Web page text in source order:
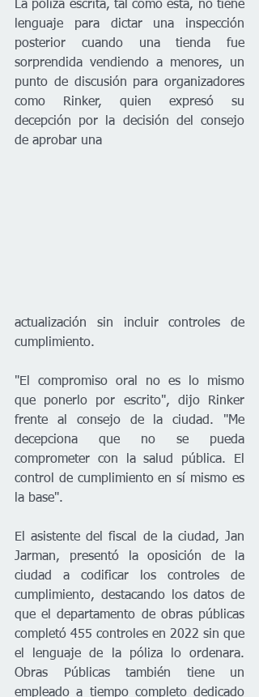
La póliza escrita, tal como está, no tiene
lenguaje para dictar una inspección
posterior cuando una tienda fue
sorprendida vendiendo a menores, un
punto de discusión para organizadores
como Rinker, quien expresó su
decepción por la decisión del consejo
de aprobar una
actualización sin incluir controles de
cumplimiento.
"El compromiso oral no es lo mismo
que ponerlo por escrito", dijo Rinker
frente al consejo de la ciudad. "Me
decepciona que no se pueda
comprometer con la salud pública. El
control de cumplimiento en sí mismo es
la base".
El asistente del fiscal de la ciudad, Jan
Jarman, presentó la oposición de la
ciudad a codificar los controles de
cumplimiento, destacando los datos de
que el departamento de obras públicas
completó 455 controles en 2022 sin que
el lenguaje de la póliza lo ordenara.
Obras Públicas también tiene un
empleado a tiempo completo dedicado